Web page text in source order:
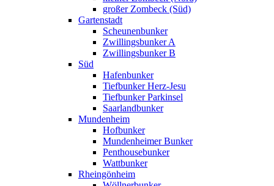
großer Zombeck (Süd)
Gartenstadt
Scheunenbunker
Zwillingsbunker A
Zwillingsbunker B
Süd
Hafenbunker
Tiefbunker Herz-Jesu
Tiefbunker Parkinsel
Saarlandbunker
Mundenheim
Hofbunker
Mundenheimer Bunker
Penthousebunker
Wattbunker
Rheingönheim